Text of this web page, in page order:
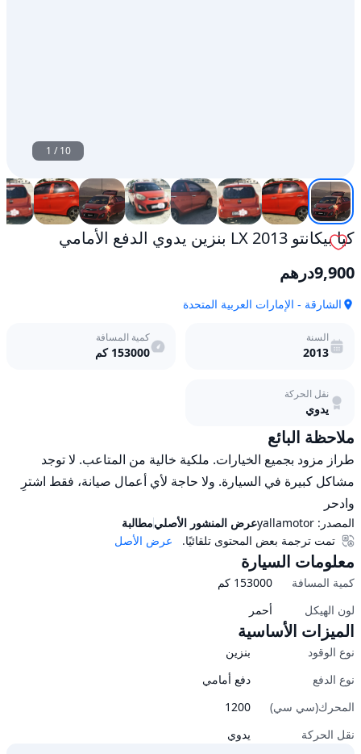
1 /10
كيا بيكانتو 2013 LX بنزين يدوي الدفع الأمامي
9,900درهم
الشارقة - الإمارات العربية المتحدة
السنة
2013
كمية المسافة
153000 كم
نقل الحركة
يدوي
ملاحظة البائع
وادحر
المصدر: yallamotorعرض المنشور الأصليمطالبة
عرض الأصل
تمت ترجمة بعض المحتوى تلقائيًا.
معلومات السيارة
كمية المسافة 153000 كم
لون الهيكل
أحمر
الميزات الأساسية
نوع الوقود
بنزين
نوع الدفع
دفع أمامي
المحرك(سي سي)
1200
نقل الحركة
يدوي